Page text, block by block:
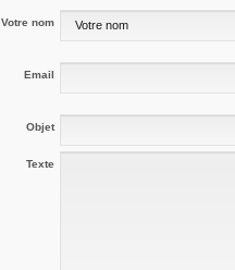
Votre nom
Email
Objet
Texte